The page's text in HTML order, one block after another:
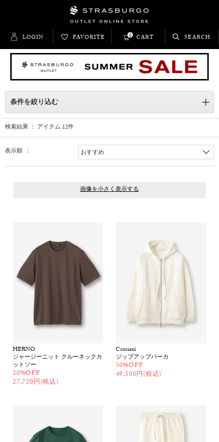
LOGIN FAVORITE CART
0 SEARCH
条件を絞り込む
検索結果 ： アイテム 12件
表示順 ：
HERNO
ジャージーニット クルーネックカ
ットソー
30%OFF
27,720円(税込)
Cruciani
ジップアップパーカ
50%OFF
49,500円(税込)